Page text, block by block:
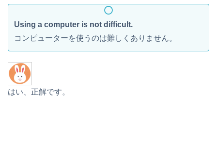
Using a computer is not difficult.
コンピューターを使うのは難しくありません。
はい、正解です。